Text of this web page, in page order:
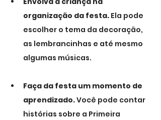
organização da festa. Ela pode
escolher o tema da decoração,
as lembrancinhas e até mesmo
algumas músicas.
Faça da festa um momento de
aprendizado. Você pode contar
histórias sobre a Primeira